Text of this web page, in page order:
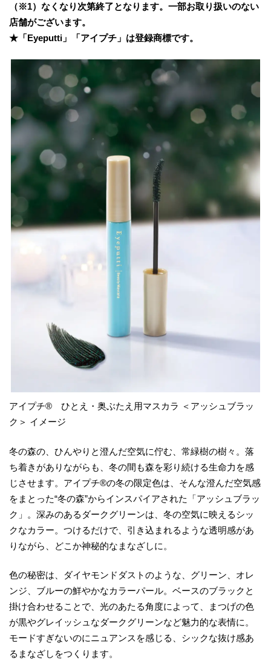
（※1）なくなり次第終了となります。一部お取り扱いのない
店舗がございます。
★「Eyeputti」「アイプチ」は登録商標です。
アイプチ® ひとえ・奥ぶたえ用マスカラ ＜アッシュブラッ
ク＞ イメージ
冬の森の、ひんやりと澄んだ空気に佇む、常緑樹の樹々。落
ち着きがありながらも、冬の間も森を彩り続ける生命力を感
じさせます。アイプチ®の冬の限定色は、そんな澄んだ空気感
をまとった“冬の森”からインスパイアされた「アッシュブラッ
ク」。深みのあるダークグリーンは、冬の空気に映えるシッ
クなカラー。つけるだけで、引き込まれるような透明感があ
りながら、どこか神秘的なまなざしに。
色の秘密は、ダイヤモンドダストのような、グリーン、オレ
ンジ、ブルーの鮮やかなカラーパール。ベースのブラックと
掛け合わせることで、光のあたる角度によって、まつげの色
が黒やグレイッシュなダークグリーンなど魅力的な表情に。
モードすぎないのにニュアンスを感じる、シックな抜け感あ
るまなざしをつくります。